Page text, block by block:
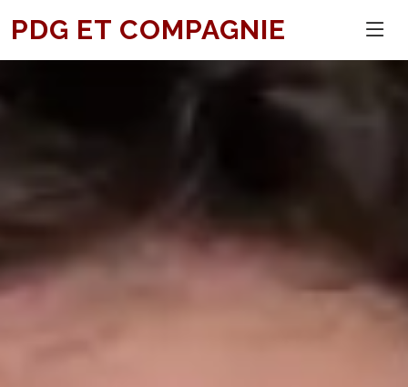
PDG ET COMPAGNIE